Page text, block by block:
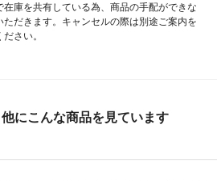
庫を共有している為、商品の手配ができな
だきます。キャンセルの際は別途ご案内を
さい。
にこんな商品を見ています